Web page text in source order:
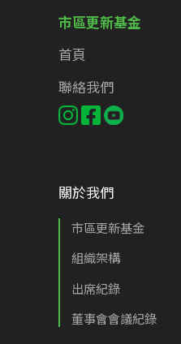
市區更新基金
首頁
聯絡我們
關於我們
市區更新基金
組織架構
出席紀錄
董事會會議紀錄